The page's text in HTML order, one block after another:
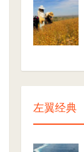
左翼经典